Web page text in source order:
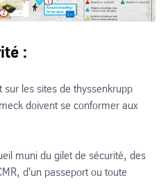
:
les sites de thyssenkrupp
doivent se conformer aux
muni du gilet de sécurité, des
d'un passeport ou toute